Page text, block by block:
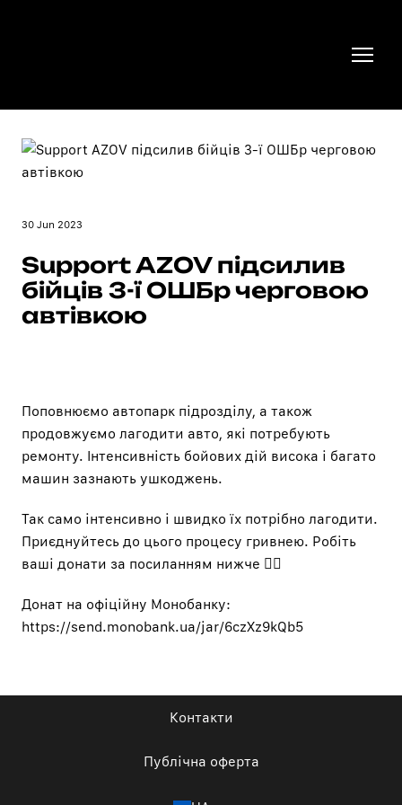
30 Jun 2023
Support AZOV підсилив
бійців 3-ї ОШБр черговою
автівкою
Поповнюємо автопарк підрозділу, а також
продовжуємо лагодити авто, які потребують
ремонту. Інтенсивність бойових дій висока і багато
машин зазнають ушкоджень.
Так само інтенсивно і швидко їх потрібно лагодити.
Приєднуйтесь до цього процесу гривнею. Робіть
ваші донати за посиланням нижче 👇🏻
Донат на офіційну Монобанку:
https://send.monobank.ua/jar/6czXz9kQb5
Контакти
Публічна оферта